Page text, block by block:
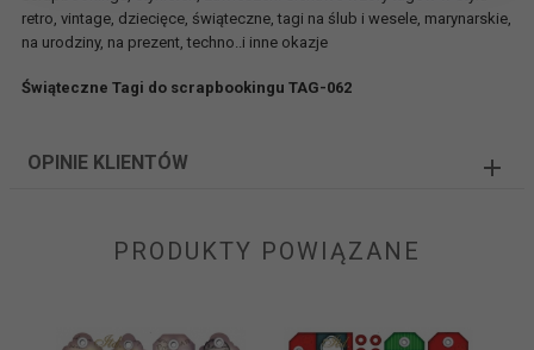
retro, vintage, dziecięce, świąteczne, tagi na ślub i wesele, marynarskie,
na urodziny, na prezent, techno..i inne okazje
Świąteczne Tagi do scrapbookingu TAG-062
OPINIE KLIENTÓW
PRODUKTY POWIĄZANE